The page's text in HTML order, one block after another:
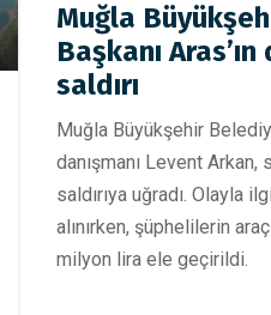
Anasayfa YILDIZLAR
Belediye Başkanı
Muğla
Başkanı Aras’ın
saldırı
Muğla Büyükşehir
danışmanı Levent
saldırıya uğradı. Olayla
alınırken, şüphelilerin
milyon lira ele geçirildi.